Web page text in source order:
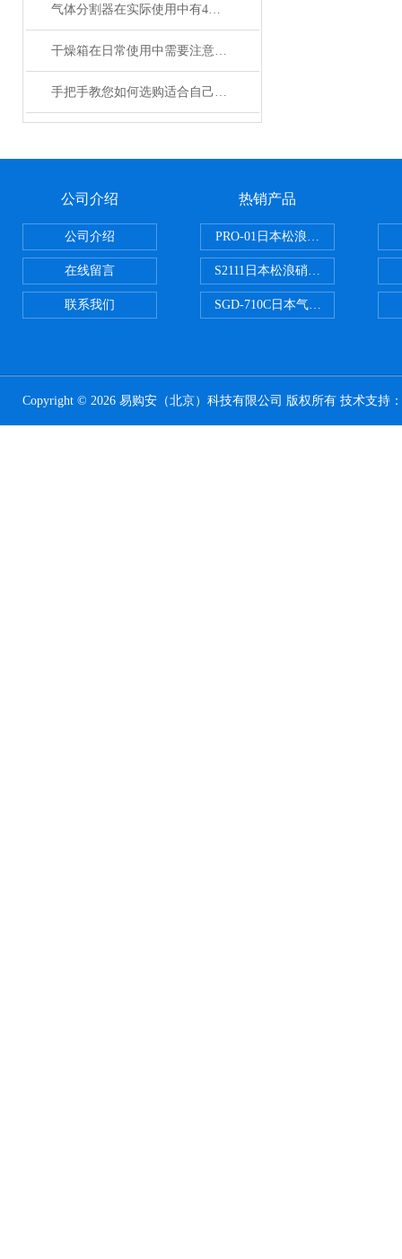
气体分割器在实际使用中有4大特性
干燥箱在日常使用中需要注意哪些事项？
手把手教您如何选购适合自己的日本加热板？
公司介绍
公司介绍
在线留言
联系我们
热销产品
PRO-01日本松浪硝子玻璃制品载
S2111日本松浪硝子载玻片
SGD-710C日本气体分割器
Copyright © 2026 易购安（北京）科技有限公司 版权所有 技术支持：